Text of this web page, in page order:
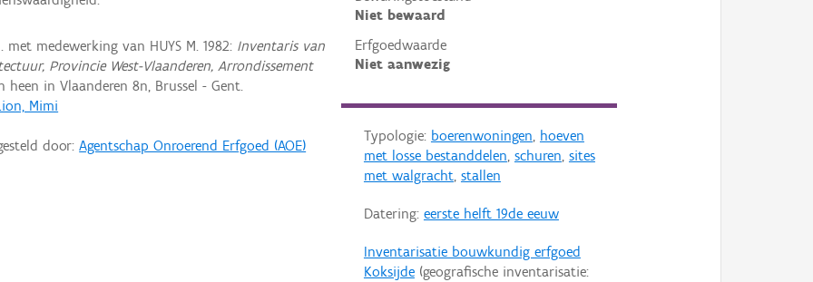
Niet bewaard
Erfgoedwaarde
Niet aanwezig
Typologie: boerenwoningen, hoeven
met losse bestanddelen, schuren, sites
met walgracht, stallen
Datering: eerste helft 19de eeuw
Inventarisatie bouwkundig erfgoed
Koksijde(geografische inventarisatie:
met medewerking van HUYS M. 1982: Inventaris van
Provincie West-Vlaanderen, Arrondissement
heen in Vlaanderen 8n, Brussel - Gent.
Mimi
door:Agentschap Onroerend Erfgoed (AOE)